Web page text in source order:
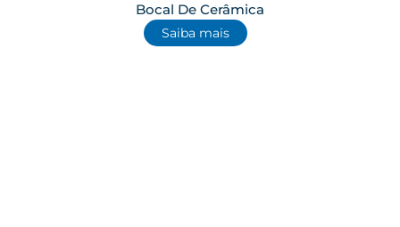
Bocal De Cerâmica
Saiba mais